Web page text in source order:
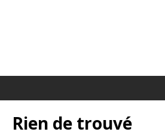
Rien de trouvé